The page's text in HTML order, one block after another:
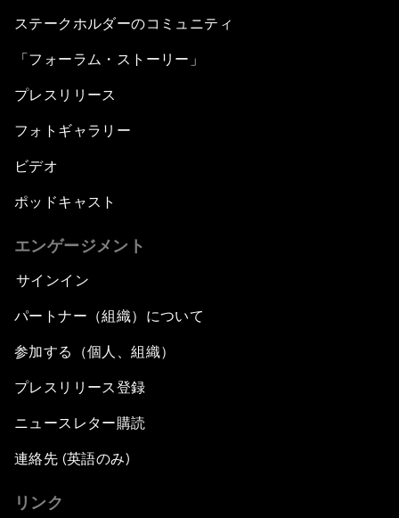
ステークホルダーのコミュニティ
「フォーラム・ストーリー」
プレスリリース
フォトギャラリー
ビデオ
ポッドキャスト
エンゲージメント
サインイン
パートナー（組織）について
参加する（個人、組織）
プレスリリース登録
ニュースレター購読
連絡先 (英語のみ)
リンク